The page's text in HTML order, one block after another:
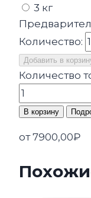
3 кг
Количество:
Добавить в
Количество
В корзину
от7900,00₽